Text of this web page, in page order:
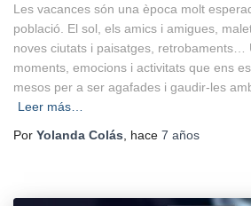
Les vacances són una època molt
població. El sol, els amics i amigues,
noves ciutats i paisatges, retrobaments…
moments, emocions i activitats que ens
mesos per a ser agafades i gaudir-les
Leer más…
Por Yolanda Colás , hace 7 años